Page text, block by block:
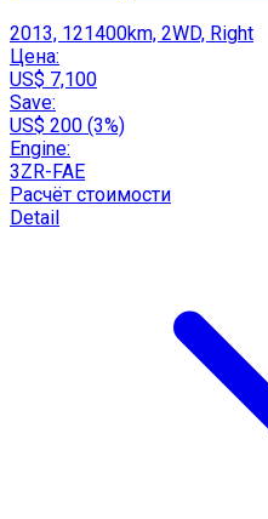
2013, 121400km, 2WD, Right
Цена:
US$ 7,100
Save:
US$ 200 (3%)
Engine:
3ZR-FAE
Расчёт стоимости
Detail